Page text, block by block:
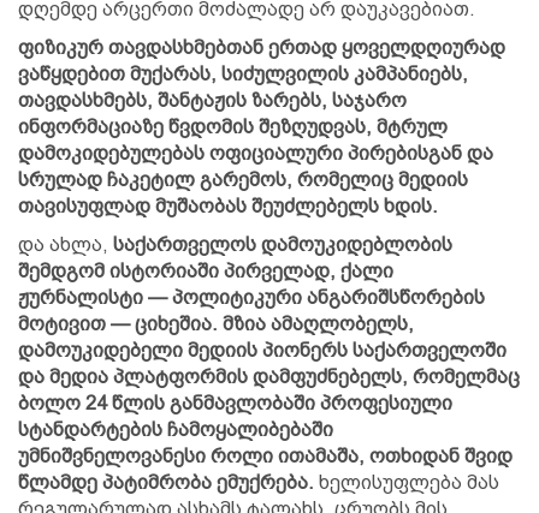
დღემდე არცერთი მოძალადე არ დაუკავებიათ.
ფიზიკურ თავდასხმებთან ერთად ყოველდღიურად
ვაწყდებით მუქარას, სიძულვილის კამპანიებს,
თავდასხმებს, შანტაჟის ზარებს, საჯარო
ინფორმაციაზე წვდომის შეზღუდვას, მტრულ
დამოკიდებულებას ოფიციალური პირებისგან და
სრულად ჩაკეტილ გარემოს, რომელიც მედიის
თავისუფლად მუშაობას შეუძლებელს ხდის.
და ახლა, საქართველოს დამოუკიდებლობის
შემდგომ ისტორიაში პირველად, ქალი
ჟურნალისტი — პოლიტიკური ანგარიშსწორების
მოტივით — ციხეშია. მზია ამაღლობელს,
დამოუკიდებელი მედიის პიონერს საქართველოში
და მედია პლატფორმის დამფუძნებელს, რომელმაც
ბოლო 24 წლის განმავლობაში პროფესიული
სტანდარტების ჩამოყალიბებაში
უმნიშვნელოვანესი როლი ითამაშა, ოთხიდან შვიდ
წლამდე პატიმრობა ემუქრება. ხელისუფლება მას